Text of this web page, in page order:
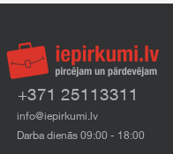
+371 25113311
info@iepirkumi.lv
Darba dienās 09:00 - 18:00